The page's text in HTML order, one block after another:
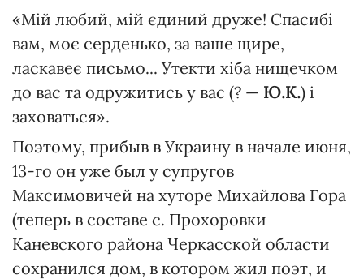
«Мій любий, мій єдиний друже! Спасибі
вам, моє серденько, за ваше щире,
ласкавеє письмо... Утекти хіба нищечком
до вас та одружитись у вас (? — Ю.К.) і
заховаться».
Поэтому, прибыв в Украину в начале июня,
13-го он уже был у супругов
Максимовичей на хуторе Михайлова Гора
(теперь в составе с. Прохоровки
Каневского района Черкасской области
сохранился дом, в котором жил поэт, и